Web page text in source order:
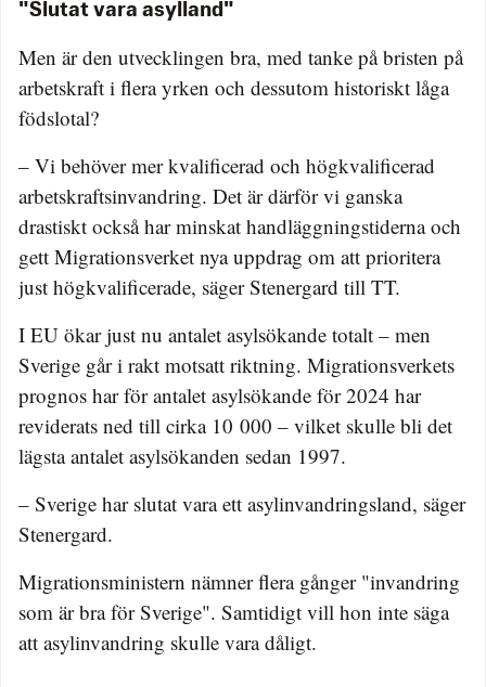
"Slutat vara asylland"
Men är den utvecklingen bra, med tanke på bristen på
arbetskraft i flera yrken och dessutom historiskt låga
födslotal?
– Vi behöver mer kvalificerad och högkvalificerad
arbetskraftsinvandring. Det är därför vi ganska
drastiskt också har minskat handläggningstiderna och
gett Migrationsverket nya uppdrag om att prioritera
just högkvalificerade, säger Stenergard till TT.
I EU ökar just nu antalet asylsökande totalt – men
Sverige går i rakt motsatt riktning. Migrationsverkets
prognos har för antalet asylsökande för 2024 har
reviderats ned till cirka 10 000 – vilket skulle bli det
lägsta antalet asylsökanden sedan 1997.
– Sverige har slutat vara ett asylinvandringsland, säger
Stenergard.
Migrationsministern nämner flera gånger "invandring
som är bra för Sverige". Samtidigt vill hon inte säga
att asylinvandring skulle vara dåligt.